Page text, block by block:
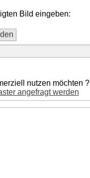
Bild eingeben:
nutzen möchten ?
angefragt werden